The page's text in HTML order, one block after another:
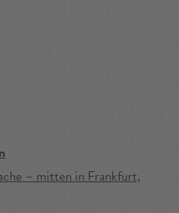
– mitten in Frankfurt,